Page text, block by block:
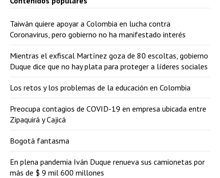
Taiwán quiere apoyar a Colombia en lucha contra
Coronavirus, pero gobierno no ha manifestado interés
Mientras el exfiscal Martínez goza de 80 escoltas, gobierno
Duque dice que no hay plata para proteger a líderes sociales
Los retos y los problemas de la educación en Colombia
Preocupa contagios de COVID-19 en empresa ubicada entre
Zipaquirá y Cajicá
Bogotá fantasma
En plena pandemia Iván Duque renueva sus camionetas por
más de $ 9 mil 600 millones